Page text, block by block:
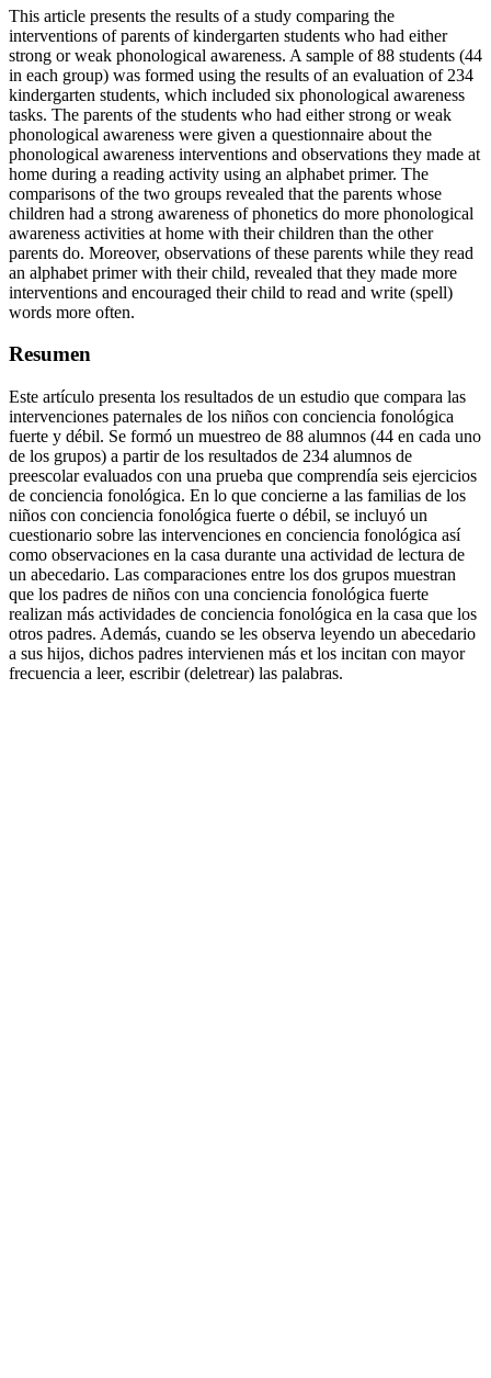
This article presents the results of a study comparing the
interventions of parents of kindergarten students who had either
strong or weak phonological awareness. A sample of 88 students (44
in each group) was formed using the results of an evaluation of 234
kindergarten students, which included six phonological awareness
tasks. The parents of the students who had either strong or weak
phonological awareness were given a questionnaire about the
phonological awareness interventions and observations they made at
home during a reading activity using an alphabet primer. The
comparisons of the two groups revealed that the parents whose
children had a strong awareness of phonetics do more phonological
awareness activities at home with their children than the other
parents do. Moreover, observations of these parents while they read
an alphabet primer with their child, revealed that they made more
interventions and encouraged their child to read and write (spell)
words more often.
Resumen
Este artículo presenta los resultados de un estudio que compara las
intervenciones paternales de los niños con conciencia fonológica
fuerte y débil. Se formó un muestreo de 88 alumnos (44 en cada uno
de los grupos) a partir de los resultados de 234 alumnos de
preescolar evaluados con una prueba que comprendía seis ejercicios
de conciencia fonológica. En lo que concierne a las familias de los
niños con conciencia fonológica fuerte o débil, se incluyó un
cuestionario sobre las intervenciones en conciencia fonológica así
como observaciones en la casa durante una actividad de lectura de
un abecedario. Las comparaciones entre los dos grupos muestran
que los padres de niños con una conciencia fonológica fuerte
realizan más actividades de conciencia fonológica en la casa que los
otros padres. Además, cuando se les observa leyendo un abecedario
a sus hijos, dichos padres intervienen más et los incitan con mayor
frecuencia a leer, escribir (deletrear) las palabras.